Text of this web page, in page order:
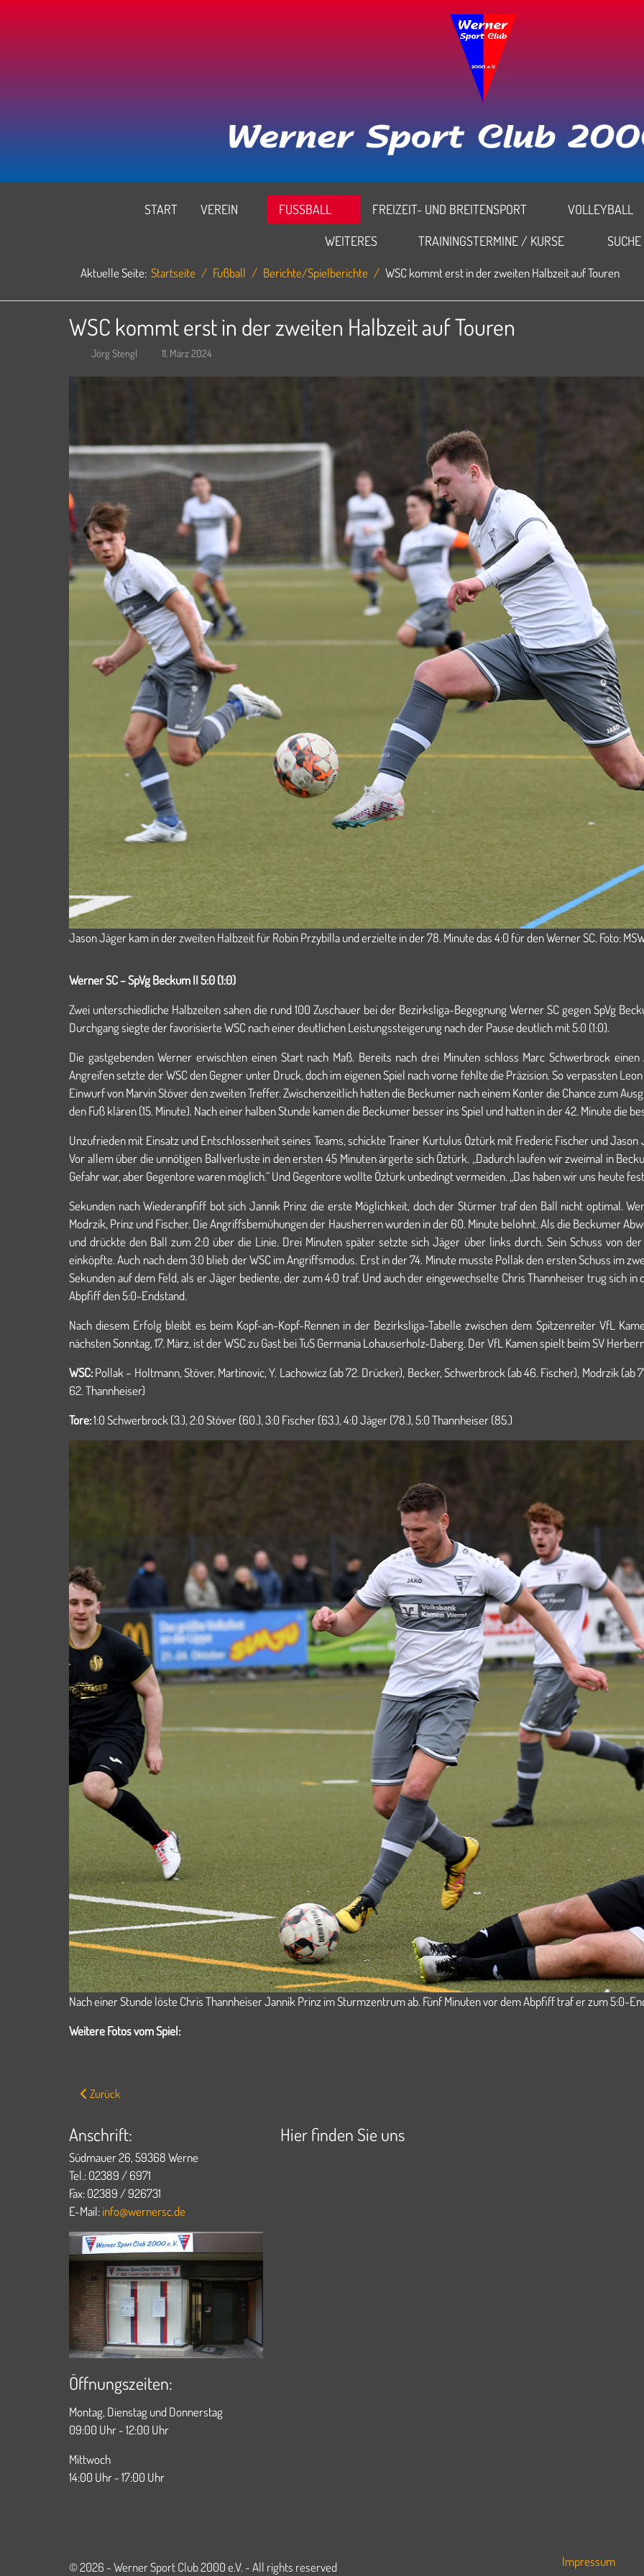
START VEREIN FUSSBALL FREIZEIT- UND BREITENSPORT
VOLLEYBALL
WEITERES
TRAININGSTERMINE / KURSE SUCHE
Aktuelle Seite: Startseite Fußball Berichte/Spielberichte WSC kommt erst in der zweiten Halbzeit auf Touren
WSC kommt erst in der zweiten Halbzeit auf Touren
Jörg Stengl 11. März 2024
Jason Jäger kam in der zweiten Halbzeit für Robin Przybilla und erzielte in der 78. Minute das 4:0 für den Werner SC. Foto:
Werner SC – SpVg Beckum II 5:0 (1:0)
Zwei unterschiedliche Halbzeiten sahen die rund 100 Zuschauer bei der Bezirksliga-Begegnung Werner SC gegen SpVg
Durchgang siegte der favorisierte WSC nach einer deutlichen Leistungssteigerung nach der Pause deutlich mit 5:0 (1:0).
Die gastgebenden Werner erwischten einen Start nach Maß. Bereits nach drei Minuten schloss Marc Schwerbrock
Angreifen setzte der WSC den Gegner unter Druck, doch im eigenen Spiel nach vorne fehlte die Präzision. So verpassten
Einwurf von Marvin Stöver den zweiten Treffer. Zwischenzeitlich hatten die Beckumer nach einem Konter die Chance zum
den Fuß klären (15. Minute). Nach einer halben Stunde kamen die Beckumer besser ins Spiel und hatten in der 42. Minute die
Unzufrieden mit Einsatz und Entschlossenheit seines Teams, schickte Trainer Kurtulus Öztürk mit Frederic Fischer und
Vor allem über die unnötigen Ballverluste in den ersten 45 Minuten ärgerte sich Öztürk. „Dadurch laufen wir zweimal in
Gefahr war, aber Gegentore waren möglich.“ Und Gegentore wollte Öztürk unbedingt vermeiden. „Das haben wir uns
Sekunden nach Wiederanpfiff bot sich Jannik Prinz die erste Möglichkeit, doch der Stürmer traf den Ball nicht optimal.
Modrzik, Prinz und Fischer. Die Angriffsbemühungen der Hausherren wurden in der 60. Minute belohnt. Als die Beckumer
und drückte den Ball zum 2:0 über die Linie. Drei Minuten später setzte sich Jäger über links durch. Sein Schuss von
einköpfte. Auch nach dem 3:0 blieb der WSC im Angriffsmodus. Erst in der 74. Minute musste Pollak den ersten Schuss im
Sekunden auf dem Feld, als er Jäger bediente, der zum 4:0 traf. Und auch der eingewechselte Chris Thannheiser trug sich
Abpfiff den 5:0-Endstand.
Nach diesem Erfolg bleibt es beim Kopf-an-Kopf-Rennen in der Bezirksliga-Tabelle zwischen dem Spitzenreiter VfL
nächsten Sonntag, 17. März, ist der WSC zu Gast bei TuS Germania Lohauserholz-Daberg. Der VfL Kamen spielt beim
WSC:Pollak – Holtmann, Stöver, Martinovic, Y. Lachowicz (ab 72. Drücker), Becker, Schwerbrock (ab 46. Fischer), Modrzik
62. Thannheiser)
Tore:1:0 Schwerbrock (3.), 2:0 Stöver (60.), 3:0 Fischer (63.), 4:0 Jäger (78.), 5:0 Thannheiser (85.)
Nach einer Stunde löste Chris Thannheiser Jannik Prinz im Sturmzentrum ab. Fünf Minuten vor dem Abpfiff traf er zum 5:0-
Weitere Fotos vom Spiel:
Vorheriger Beitrag: WSC-Reserve spendet 450 € an die Jugendhilfe
Zurück
Anschrift:
Südmauer 26, 59368 Werne
Tel.: 02389 / 6971
Fax: 02389 / 926731
E-Mail:info@wernersc.de
Öffnungszeiten:
Montag, Dienstag und Donnerstag
09:00 Uhr - 12:00 Uhr
Mittwoch
14:00 Uhr - 17:00 Uhr
Hier finden Sie uns
© 2026 - Werner Sport Club 2000 e.V. - All rights reserved Impressum